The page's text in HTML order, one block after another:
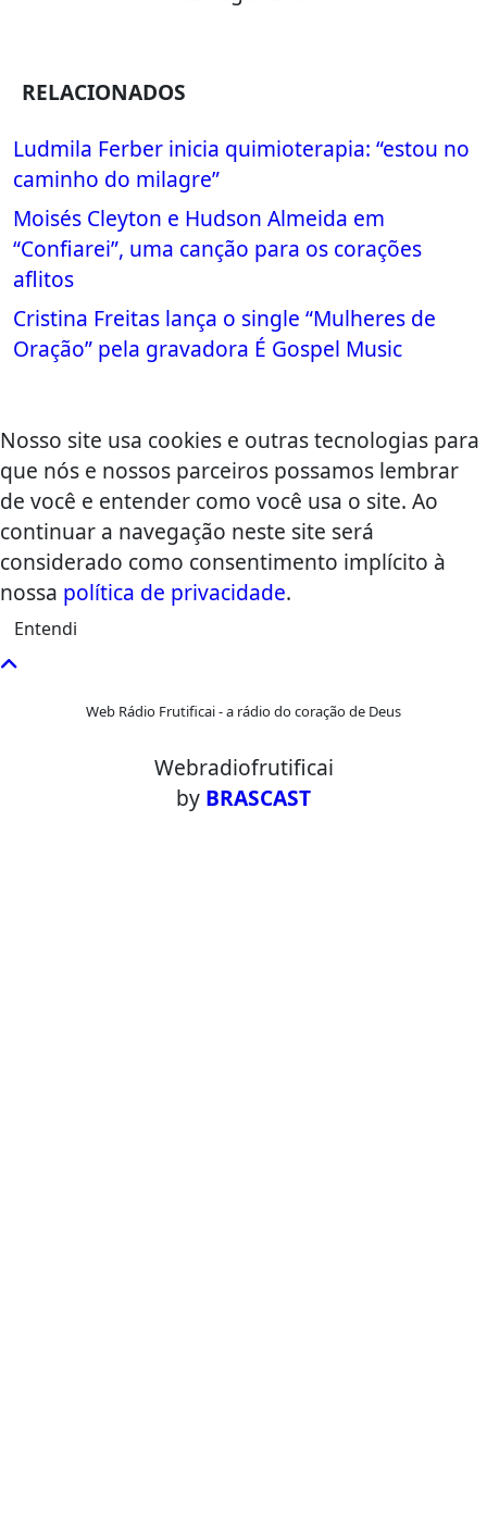
RELACIONADOS
Ludmila Ferber inicia quimioterapia: “estou no
caminho do milagre”
Moisés Cleyton e Hudson Almeida em
“Confiarei”, uma canção para os corações
aflitos
Cristina Freitas lança o single “Mulheres de
Oração” pela gravadora É Gospel Music
Nosso site usa cookies e outras tecnologias para
que nós e nossos parceiros possamos lembrar
de você e entender como você usa o site. Ao
continuar a navegação neste site será
considerado como consentimento implícito à
nossa política de privacidade.
Entendi
Web Rádio Frutificai - a rádio do coração de Deus
Webradiofrutificai
by BRASCAST